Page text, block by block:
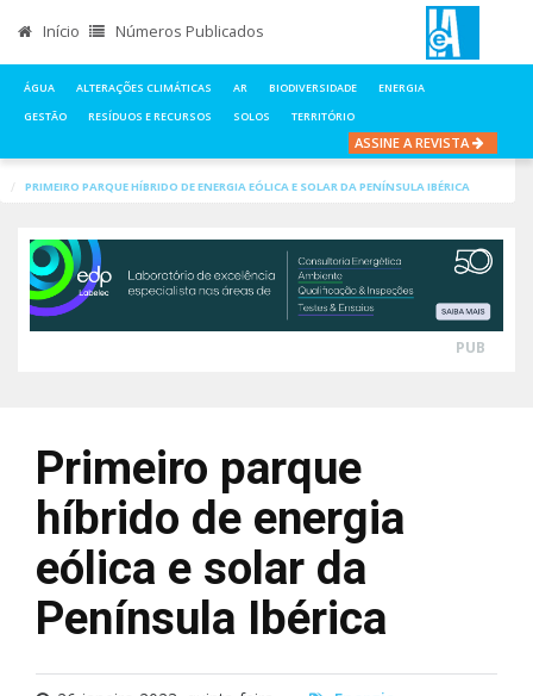
Início Números Publicados
ÁGUA ALTERAÇÕES CLIMÁTICAS AR BIODIVERSIDADE
ENERGIA
GESTÃO
RESÍDUOS E RECURSOS SOLOS TERRITÓRIO
ASSINE A REVISTA
PRIMEIRO PARQUE HÍBRIDO DE ENERGIA EÓLICA E SOLAR DA PENÍNSULA IBÉRICA
PUB
Primeiro parque
híbrido de energia
eólica e solar da
Península Ibérica